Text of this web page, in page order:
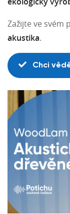
Zažijte ve svém
akustika.
Chci